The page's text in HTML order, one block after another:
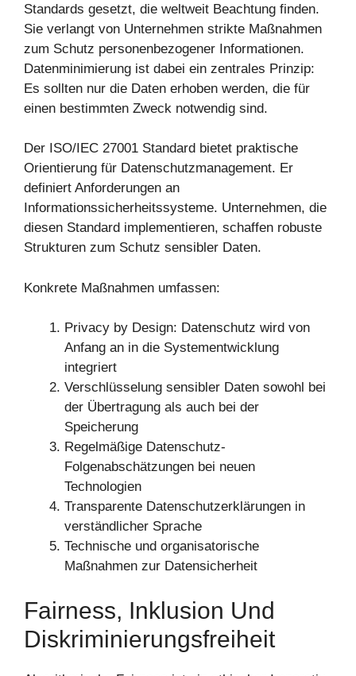
Standards gesetzt, die weltweit Beachtung finden.
Sie verlangt von Unternehmen strikte Maßnahmen
zum Schutz personenbezogener Informationen.
Datenminimierung ist dabei ein zentrales Prinzip:
Es sollten nur die Daten erhoben werden, die für
einen bestimmten Zweck notwendig sind.
Der ISO/IEC 27001 Standard bietet praktische
Orientierung für Datenschutzmanagement. Er
definiert Anforderungen an
Informationssicherheitssysteme. Unternehmen, die
diesen Standard implementieren, schaffen robuste
Strukturen zum Schutz sensibler Daten.
Konkrete Maßnahmen umfassen:
Privacy by Design: Datenschutz wird von
Anfang an in die Systementwicklung
integriert
Verschlüsselung sensibler Daten sowohl bei
der Übertragung als auch bei der
Speicherung
Regelmäßige Datenschutz-
Folgenabschätzungen bei neuen
Technologien
Transparente Datenschutzerklärungen in
verständlicher Sprache
Technische und organisatorische
Maßnahmen zur Datensicherheit
Fairness, Inklusion Und
Diskriminierungsfreiheit